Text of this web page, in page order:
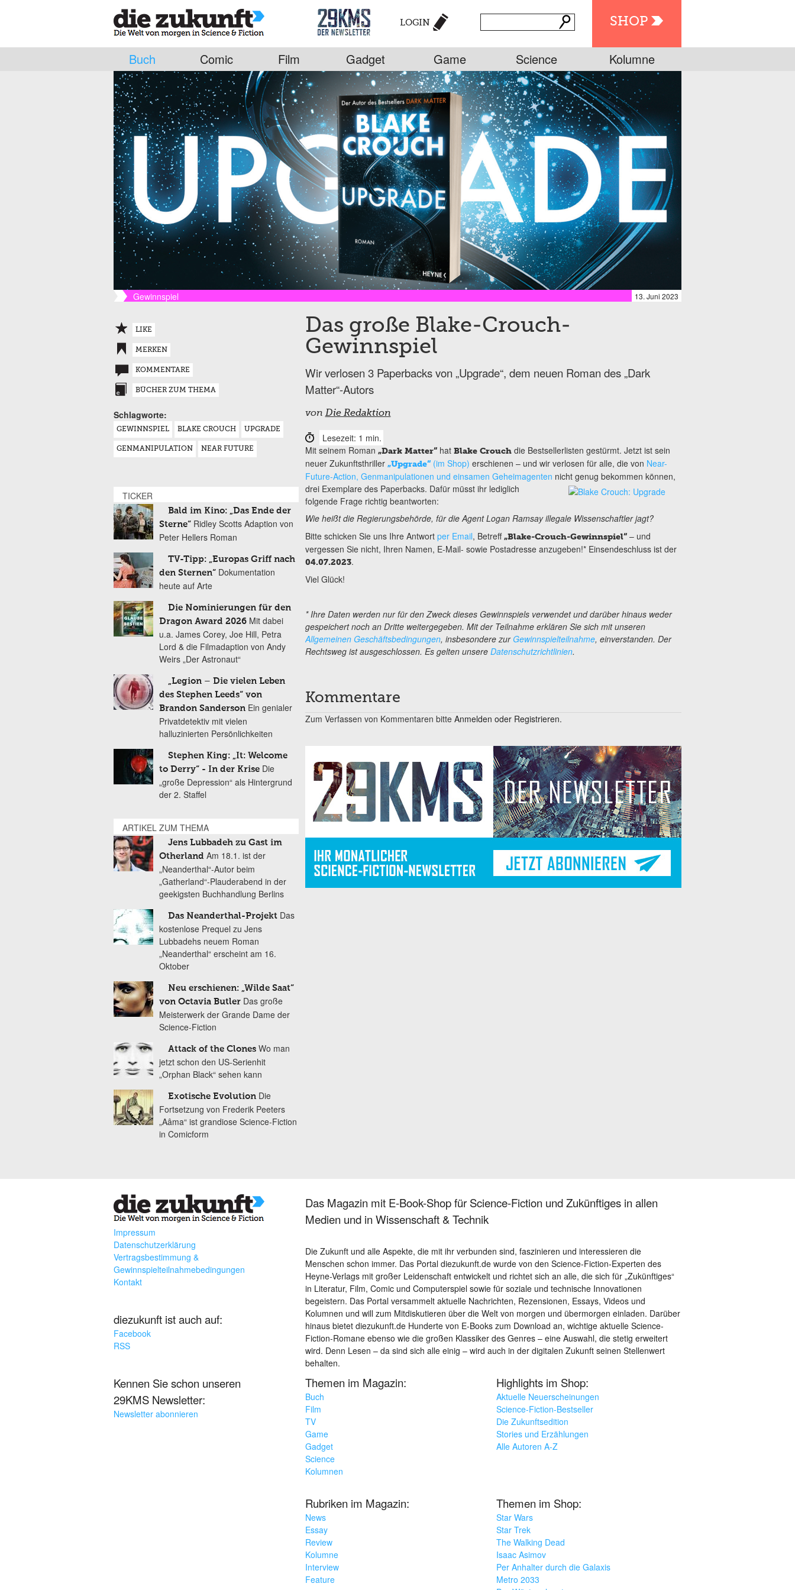
SHOP
LOGIN
Buch Comic Film Gadget Game Science Kolumne
Gewinnspiel 13. Juni 2023
Das große Blake-Crouch-
Gewinnspiel
Wir verlosen 3 Paperbacks von „Upgrade“, dem neuen Roman des „Dark
Matter“-Autors
von Die Redaktion
Lesezeit: 1 min.
Mit seinem Roman „Dark Matter“hat Blake Crouchdie Bestsellerlisten gestürmt. Jetzt ist sein
neuer Zukunftsthriller „Upgrade“(im Shop) erschienen – und wir verlosen für alle, die von Near-
Future-Action, Genmanipulationen und einsamen Geheimagenten nicht genug bekommen können,
drei Exemplare des Paperbacks. Dafür müsst ihr lediglich
folgende Frage richtig beantworten:
Wie heißt die Regierungsbehörde, für die Agent Logan Ramsay illegale Wissenschaftler jagt?
Bitte schicken Sie uns Ihre Antwort per Email, Betreff„Blake-Crouch-Gewinnspiel“– und
vergessen Sie nicht, Ihren Namen, E-Mail- sowie Postadresse anzugeben!* Einsendeschluss ist der
04.07.2023.
Viel Glück!
* Ihre Daten werden nur für den Zweck dieses Gewinnspiels verwendet und darüber hinaus weder
gespeichert noch an Dritte weitergegeben. Mit der Teilnahme erklären Sie sich mit unseren
Allgemeinen Geschäftsbedingungen, insbesondere zurGewinnspielteilnahme, einverstanden. Der
Rechtsweg ist ausgeschlossen. Es gelten unsere Datenschutzrichtlinien.
Kommentare
Zum Verfassen von Kommentaren bitte Anmelden oder Registrieren.
LIKE
MERKEN
KOMMENTARE
BÜCHER ZUM THEMA
Schlagworte:
GEWINNSPIEL BLAKE CROUCH UPGRADE
GENMANIPULATION NEAR FUTURE
TICKER
Bald im Kino: „Das Ende der
Sterne“ Ridley Scotts Adaption von
Peter Hellers Roman
TV-Tipp: „Europas Griff nach
den Sternen“ Dokumentation
heute auf Arte
Die Nominierungen für den
Dragon Award 2026 Mit dabei
u.a. James Corey, Joe Hill, Petra
Lord & die Filmadaption von Andy
Weirs „Der Astronaut“
„Legion – Die vielen Leben
des Stephen Leeds“ von
Brandon Sanderson Ein genialer
Privatdetektiv mit vielen
halluzinierten Persönlichkeiten
Stephen King: „It: Welcome
to Derry“ - In der Krise Die
„große Depression“ als Hintergrund
der 2. Staffel
ARTIKEL ZUM THEMA
Jens Lubbadeh zu Gast im
Otherland Am 18.1. ist der
„Neanderthal“-Autor beim
„Gatherland“-Plauderabend in der
geekigsten Buchhandlung Berlins
Das Neanderthal-Projekt Das
kostenlose Prequel zu Jens
Lubbadehs neuem Roman
„Neanderthal“ erscheint am 16.
Oktober
Neu erschienen: „Wilde Saat“
von Octavia Butler Das große
Meisterwerk der Grande Dame der
Science-Fiction
Attack of the Clones Wo man
jetzt schon den US-Serienhit
„Orphan Black“ sehen kann
Exotische Evolution Die
Fortsetzung von Frederik Peeters
„Aâma“ ist grandiose Science-Fiction
in Comicform
Impressum
Datenschutzerklärung
Vertragsbestimmung &
Gewinnspielteilnahmebedingungen
Kontakt
diezukunft ist auch auf:
Facebook
RSS
Kennen Sie schon unseren
29KMS Newsletter:
Newsletter abonnieren
Das Magazin mit E-Book-Shop für Science-Fiction und Zukünftiges in allen
Medien und in Wissenschaft & Technik
Die Zukunft und alle Aspekte, die mit ihr verbunden sind, faszinieren und interessieren die
Menschen schon immer. Das Portal diezukunft.de wurde von den Science-Fiction-Experten des
Heyne-Verlags mit großer Leidenschaft entwickelt und richtet sich an alle, die sich für „Zukünftiges“
in Literatur, Film, Comic und Computerspiel sowie für soziale und technische Innovationen
begeistern. Das Portal versammelt aktuelle Nachrichten, Rezensionen, Essays, Videos und
Kolumnen und will zum Mitdiskutieren über die Welt von morgen und übermorgen einladen. Darüber
hinaus bietet diezukunft.de Hunderte von E-Books zum Download an, wichtige aktuelle Science-
Fiction-Romane ebenso wie die großen Klassiker des Genres – eine Auswahl, die stetig erweitert
wird. Denn Lesen – da sind sich alle einig – wird auch in der digitalen Zukunft seinen Stellenwert
behalten.
Themen im Magazin:
Buch
Film
TV
Game
Gadget
Science
Kolumnen
Highlights im Shop:
Aktuelle Neuerscheinungen
Science-Fiction-Bestseller
Die Zukunftsedition
Stories und Erzählungen
Alle Autoren A-Z
Rubriken im Magazin:
News
Essay
Review
Kolumne
Interview
Feature
Themen im Shop:
Star Wars
Star Trek
The Walking Dead
Isaac Asimov
Per Anhalter durch die Galaxis
Metro 2033